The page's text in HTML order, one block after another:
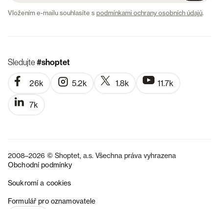
Vložením e-mailu souhlasíte spodmínkami ochrany osobních údajů.
Sledujte#shoptet
26k 5.2k 1.8k 11.7k
7k
2008–2026 © Shoptet, a.s. Všechna práva vyhrazena
Obchodní podmínky
Soukromí a cookies
Formulář pro oznamovatele